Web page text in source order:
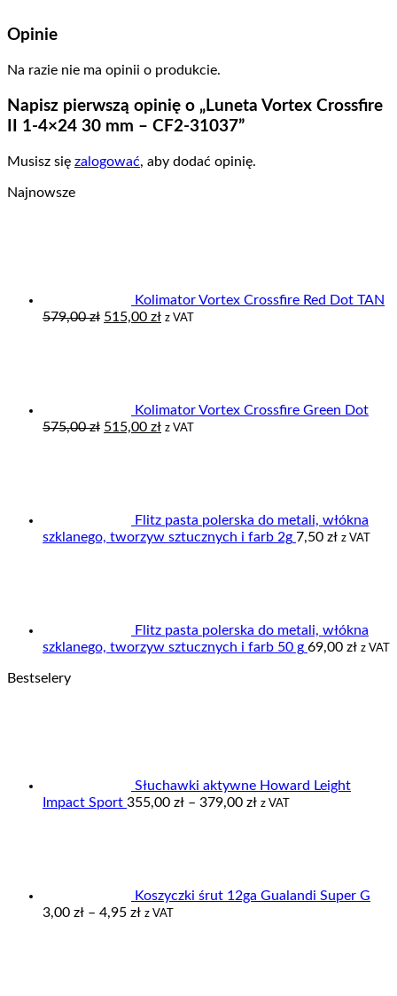
Opinie
Na razie nie ma opinii o produkcie.
Napisz pierwszą opinię o „Luneta Vortex Crossfire
II 1-4×24 30 mm – CF2-31037”
Musisz się zalogować, aby dodać opinię.
Najnowsze
Kolimator Vortex Crossfire Red Dot TAN
579,00zł Pierwotna
515,00 złAktualna
z VAT
Kolimator Vortex Crossfire Green Dot
575,00zł Pierwotna
515,00 złAktualna
z VAT
Flitz pasta polerska do metali, włókna
szklanego, tworzyw sztucznych i farb 2g 7,50 zł z VAT
Flitz pasta polerska do metali, włókna
szklanego, tworzyw sztucznych i farb 50 g 69,00 zł z VAT
Bestselery
Słuchawki aktywne Howard Leight
Impact Sport 355,00 zł – 379,00 złZakres
z VAT
Koszyczki śrut 12ga Gualandi Super G
3,00 zł – 4,95 złZakres
z VAT